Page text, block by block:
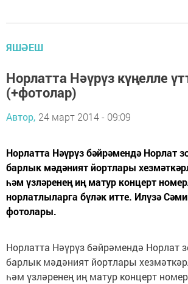
ЯШӘЕШ
Норлатта Нәүрүз күңелле
(+фотолар)
Автор, 24 март 2014 - 09:09
Норлатта Нәүрүз бәйрәмендә Норлат
барлык мәдәният йортлары
һәм үзләренең иң матур концерт
норлатлыларга бүләк итте. Илүзә
фотолары.
Норлатта Нәүрүз бәйрәмендә Норлат
барлык мәдәният йортлары
һәм үзләренең иң матур концерт